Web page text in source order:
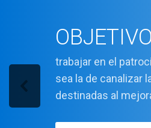
trabajar en el
sea la de canalizar
destinadas al